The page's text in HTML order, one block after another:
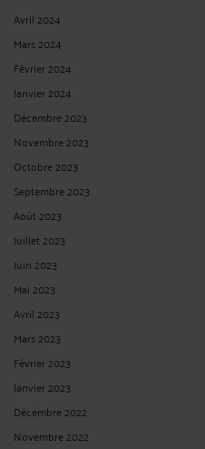
Avril 2024
Mars 2024
Février 2024
Janvier 2024
Décembre 2023
Novembre 2023
Octobre 2023
Septembre 2023
Août 2023
Juillet 2023
Juin 2023
Mai 2023
Avril 2023
Mars 2023
Février 2023
Janvier 2023
Décembre 2022
Novembre 2022